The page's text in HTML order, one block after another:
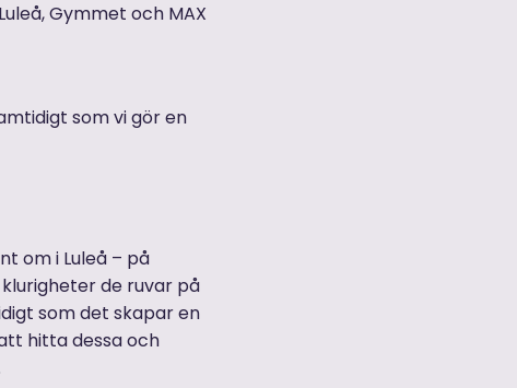
Gymmet och MAX
som vi gör en
om i Luleå – på
de ruvar på
som det skapar en
hitta dessa och